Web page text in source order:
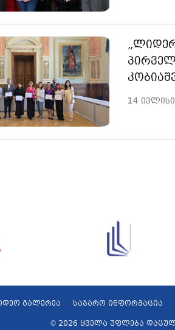
14
გალერეა საჯარო ინფორმაცია
© 2026 ყველა უფლება